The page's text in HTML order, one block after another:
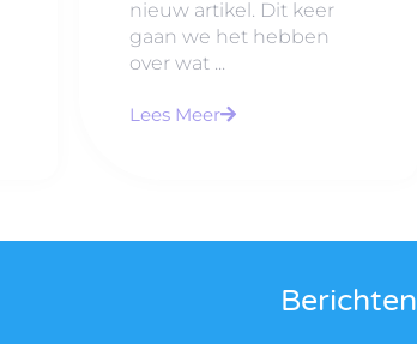
nieuw artikel. Dit keer
gaan we het hebben
over wat ...
Lees Meer
Berichten